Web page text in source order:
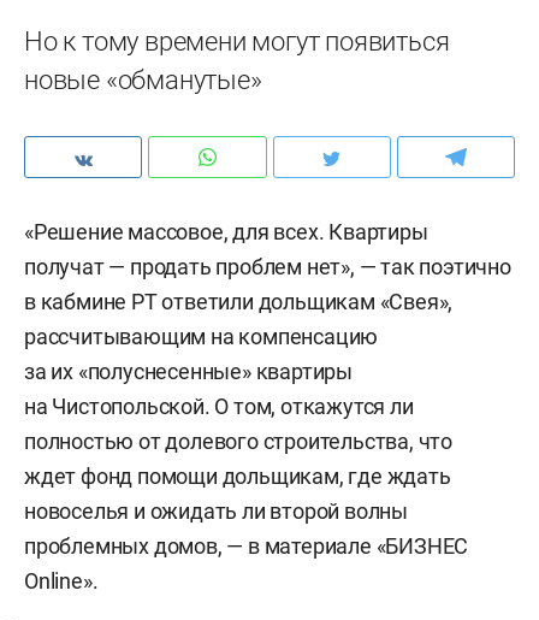
Но к тому времени могут появиться
новые «обманутые»
«Решение массовое, для всех. Квартиры
получат — продать проблем нет», — так поэтично
в кабмине РТ ответили дольщикам «Свея»,
рассчитывающим на компенсацию
за их «полуснесенные» квартиры
на Чистопольской. О том, откажутся ли
полностью от долевого строительства, что
ждет фонд помощи дольщикам, где ждать
новоселья и ожидать ли второй волны
проблемных домов, — в материале «БИЗНЕС
Online».